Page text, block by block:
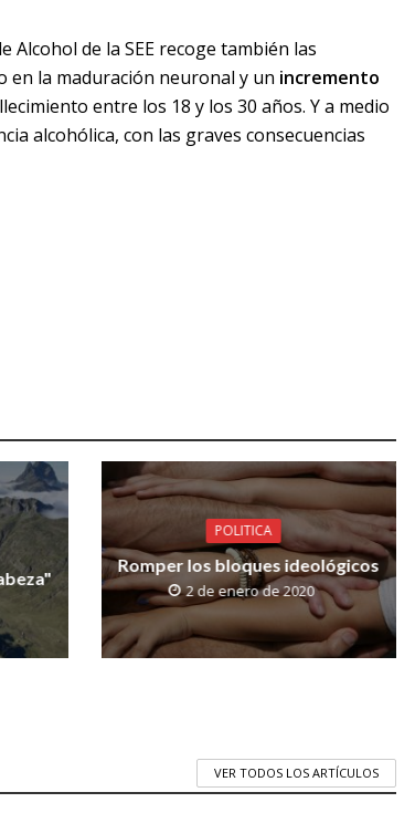
de la SEE recoge también las
en la maduración neuronal y un incremento
entre los 18 y los 30 años. Y a medio
alcohólica, con las graves consecuencias
POLITICA
Romper los bloques ideológicos
2 de enero de 2020
VER TODOS LOS ARTÍCULOS